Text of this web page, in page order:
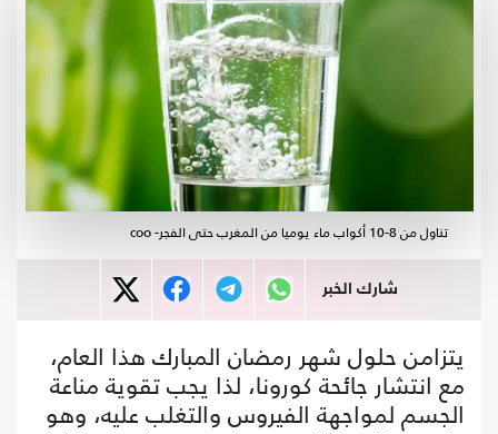
تناول من 8-10 أكواب ماء يوميا من المغرب حتى الفجر- coo
شارك الخبر
يتزامن حلول شهر رمضان المبارك هذا العام،
مع انتشار جائحة كورونا، لذا يجب تقوية مناعة
الجسم لمواجهة الفيروس والتغلب عليه، وهو